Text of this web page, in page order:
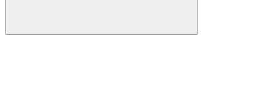
Buscar